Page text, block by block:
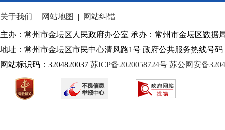
关于我们 | 网站地图 | 网站纠错
主办：常州市金坛区人民政府办公室 承办：常州市金坛区数据
地址：常州市金坛区市民中心清风路1号 政府公共服务热线号码
网站标识码：3204820037 苏ICP备2020058724号 苏公网安备